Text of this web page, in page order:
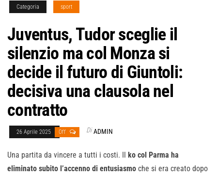
Categoria sport
Juventus, Tudor sceglie il
silenzio ma col Monza si
decide il futuro di Giuntoli:
decisiva una clausola nel
contratto
26 Aprile 2025 Off Di ADMIN
Una partita da vincere a tutti i costi. Il ko col Parma ha
eliminato subito l’accenno di entusiasmo che si era creato dopo